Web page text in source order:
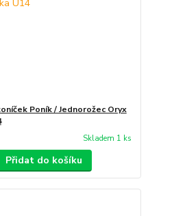
Poník / Jednorožec Oryx
Skladem 1 ks
Přidat do košíku